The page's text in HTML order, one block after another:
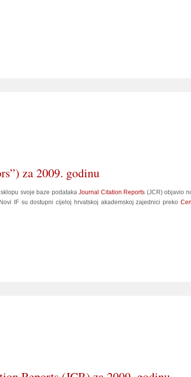
za 2009. godinu
svoje baze podatakaJournal Citation Reports (JCR) objavio
IF su dostupni cijeloj hrvatskoj akademskoj zajednici preko